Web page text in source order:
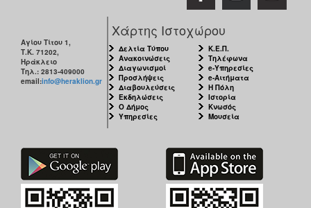
Αγίου Τίτου 1,
Τ.Κ. 71202,
Ηράκλειο
Τηλ.: 2813-409000
email:info@heraklion.gr
Χάρτης Ιστοχώρου
Δελτία Τύπου
Ανακοινώσεις
Διαγωνισμοί
Προσλήψεις
Διαβουλεύσεις
Εκδηλώσεις
Ο Δήμος
Υπηρεσίες
Κ.Ε.Π.
Τηλέφωνα
e-Υπηρεσίες
e-Αιτήματα
Η Πόλη
Ιστορία
Κνωσός
Μουσεία